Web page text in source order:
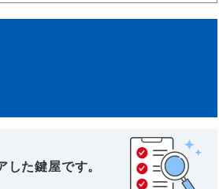
た鍵屋です。